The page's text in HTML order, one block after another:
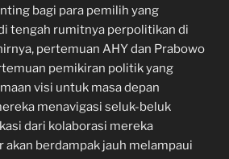
bagi para pemilih yang
tengah rumitnya perpolitikan di
pertemuan AHY dan Prabowo
pemikiran politik yang
visi untuk masa depan
menavigasi seluk-beluk
dari kolaborasi mereka
akan berdampak jauh melampaui